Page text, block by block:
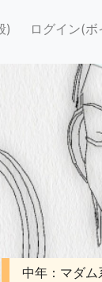
) ログイン(ボ
中年：マダム